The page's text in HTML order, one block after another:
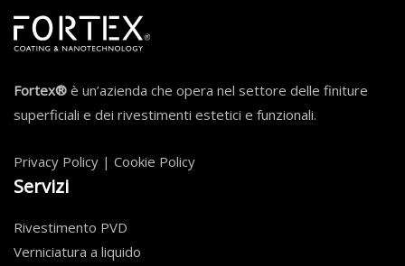
Fortex® è un’azienda che opera nel settore delle finiture
superficiali e dei rivestimenti estetici e funzionali.
Privacy Policy | Cookie Policy
Servizi
Rivestimento PVD
Verniciatura a liquido